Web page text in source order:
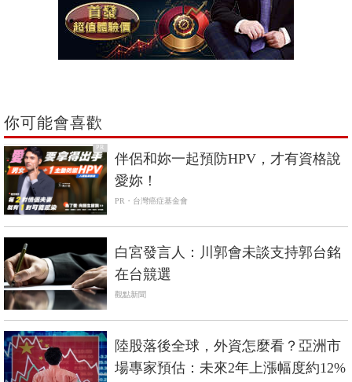
你可能會喜歡
PR
伴侶和妳一起預防HPV，才有資格說
愛妳！
PR・台灣癌症基金會
白宮發言人：川郭會未談支持郭台銘
在台競選
觀點新聞
陸股落後全球，外資怎麼看？亞洲市
場專家預估：未來2年上漲幅度約12%